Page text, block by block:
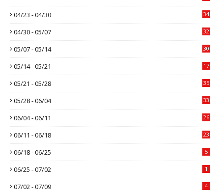
04/23 - 04/30 34
04/30 - 05/07 32
05/07 - 05/14 30
05/14 - 05/21 17
05/21 - 05/28 35
05/28 - 06/04 33
06/04 - 06/11 26
06/11 - 06/18 23
06/18 - 06/25 5
06/25 - 07/02 1
07/02 - 07/09 4